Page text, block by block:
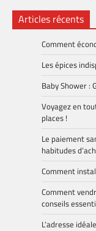
Articles récents
Comment
Les épices
Baby Shower :
Voyagez en
places !
Le paiement
habitudes
Comment
Comment
conseils
L’adresse